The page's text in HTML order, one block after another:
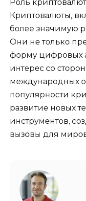
Роль
Криптовалюты,
более значимую
Они не только
форму цифровых
интерес со
международных
популярности
развитие новых
инструментов,
вызовы для